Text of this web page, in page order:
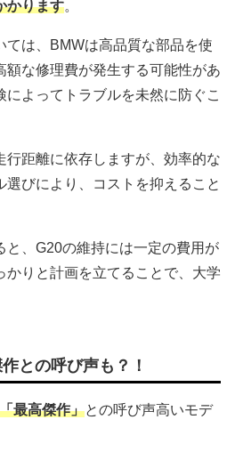
かります。
ては、BMWは高品質な部品を使
額な修理費が発生する可能性があ
によってトラブルを未然に防ぐこ
行距離に依存しますが、効率的な
びにより、コストを抑えること
と、G20の維持には一定の費用が
かりと計画を立てることで、大学
との呼び声も？！
「最高傑作」との呼び声高いモデ